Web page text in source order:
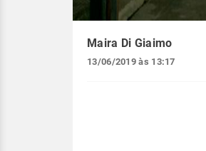
Maira Di Giaimo
13/06/2019 às 13:17